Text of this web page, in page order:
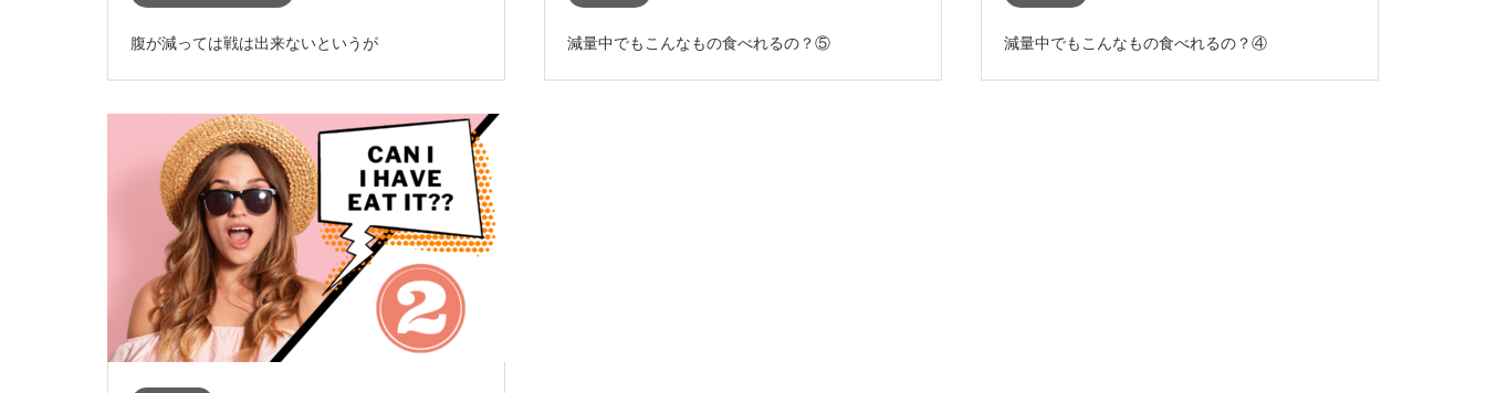
腹が減っては戦は出来ないというが 減量中でもこんなもの食べれるの？⑤ 減量中でもこんなもの食べれるの？④